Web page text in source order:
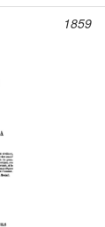
1859